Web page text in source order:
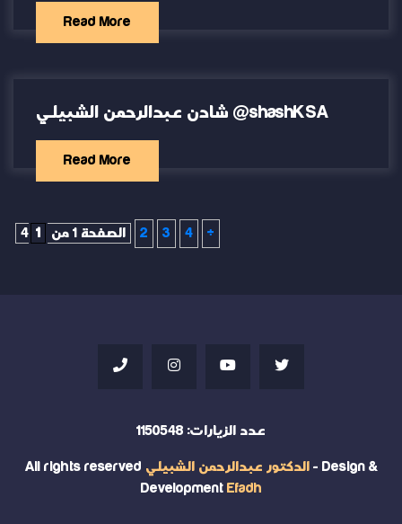
Read More
شادن عبدالرحمن الشبيلي @shashKSA
Read More
الصفحة 1 من 4 1 2 3 4 »
عدد الزيارات: 1150548
All rights reserved الدكتور عبدالرحمن الشبيلي - Design &
Development Efadh